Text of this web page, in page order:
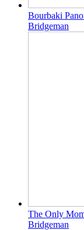
Bourbaki
Bridgeman
The Only
Bridgeman